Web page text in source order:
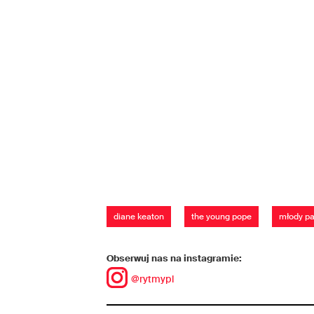
diane keaton the young pope młody
Obserwuj nas na instagramie:
@rytmypl